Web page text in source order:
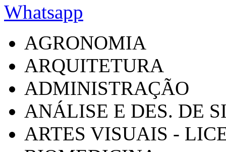
Whatsapp
AGRONOMIA
ARQUITETURA
ADMINISTRAÇÃO
ANÁLISE E DES. DE
ARTES VISUAIS -